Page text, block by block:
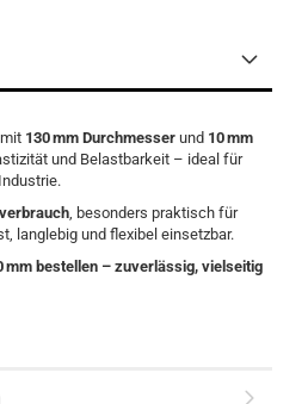
mit 130 mm Durchmesser und 10 mm
und Belastbarkeit – ideal für
, besonders praktisch für
langlebig und flexibel einsetzbar.
mm bestellen – zuverlässig, vielseitig